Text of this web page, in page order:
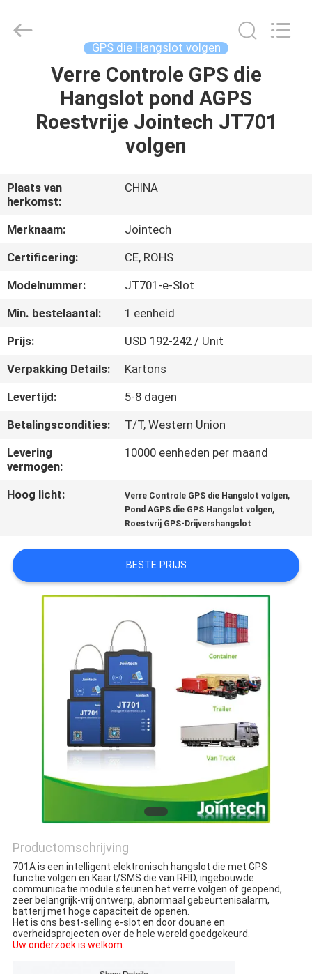
PRODUCTEN
SHOW
ONGEVEER
ONS
KWALITEITSCONTROLE
CONTACTEER
VERZOEK
OM EEN
CITAAT
SITEMAP
PRIVACY
Technology
GPS die Hangslot volgen
Verre Controle GPS die
Hangslot pond AGPS
Roestvrije Jointech JT701
volgen
Plaats van
herkomst:
CHINA
Merknaam:
Jointech
Certificering:
CE, ROHS
Modelnummer:
JT701-e-Slot
Min. bestelaantal:
1 eenheid
Prijs:
USD 192-242 / Unit
Verpakking Details:
Kartons
Levertijd:
5-8 dagen
Betalingscondities:
T/T, Western Union
Levering
vermogen:
10000 eenheden per maand
Hoog licht: Verre Controle GPS die Hangslot volgen,
Pond AGPS die GPS Hangslot volgen,
Roestvrij GPS-Drijvershangslot
BESTE PRIJS
Productomschrijving
701A is een intelligent elektronisch hangslot die met GPS
functie volgen en Kaart/SMS die van RFID, ingebouwde
communicatie module steunen het verre volgen of geopend,
zeer belangrijk-vrij ontwerp, abnormaal gebeurtenisalarm,
batterij met hoge capaciteit de openen.
Het is ons best-selling e-slot en door douane en
overheidsprojecten over de hele wereld goedgekeurd.
Uw onderzoek is welkom.